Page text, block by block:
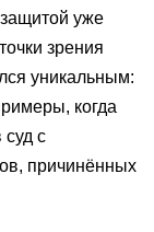
уже
зрения
уникальным:
когда
с
причинённых